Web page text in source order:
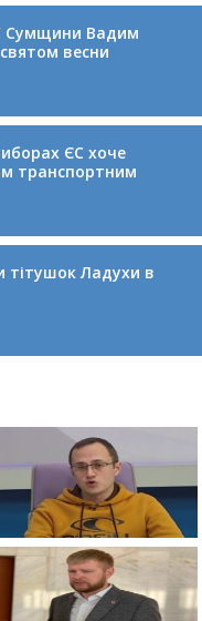
Сумщини Вадим
весни
ЄС хоче
транспортним
тітушок Ладухи в